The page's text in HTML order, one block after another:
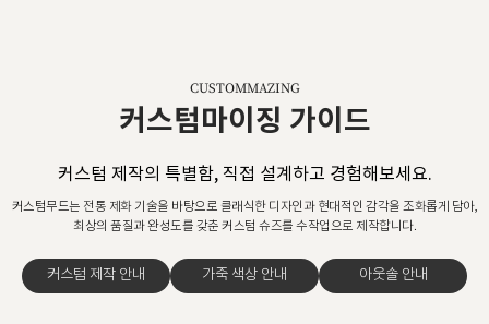
CUSTOMMAZING
커스텀마이징 가이드
커스텀 제작의 특별함, 직접 설계하고 경험해보세요.
커스텀무드는 전통 제화 기술을 바탕으로 클래식한 디자인과 현대적인 감각을 조화롭게 담아,
최상의 품질과 완성도를 갖춘 커스텀 슈즈를 수작업으로 제작합니다.
커스텀 제작 안내 가죽 색상 안내 아웃솔 안내